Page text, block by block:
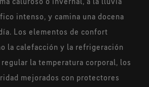
intenso, y camina una docena
Los elementos de confort
la calefacción y la refrigeración
la temperatura corporal, los
mejorados con protectores